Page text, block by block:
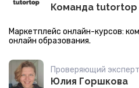
Команда tutortop
Маркетплейс онлайн-курсов:
онлайн образования.
Проверяющий эксперт
Юлия Горшкова